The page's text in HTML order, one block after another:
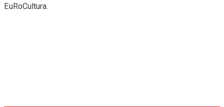
EuRoCultura.